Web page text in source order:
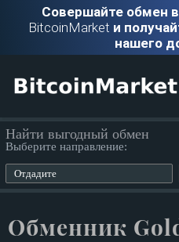
Совершайте обмен
BitcoinMarket и
нашего
Найти выгодный обмен
Выберите направление:
Отдадите
Обменник